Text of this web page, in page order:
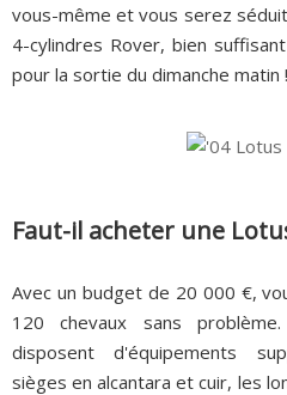
vous-même et vous serez
4-cylindres Rover, bien
pour la sortie du dimanche matin !
Faut-il acheter une
Avec un budget de 20 000 €,
120 chevaux sans
disposent d'équipements
sièges en alcantara et cuir, les